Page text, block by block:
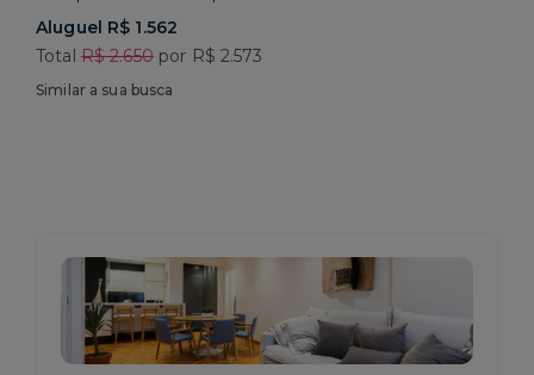
Aluguel R$ 1.562
Total R$ 2.650por R$ 2.573
Similar a sua busca